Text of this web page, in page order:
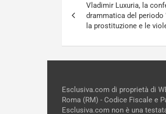
articoli
Vladimir Luxuria, la
drammatica del periodo
la prostituzione e le
Esclusiva.com di proprietà di
Roma (RM) - Codice Fiscale e
Esclusiva.com non è una